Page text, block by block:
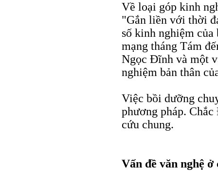
Về loại góp kinh
"Gắn liền với thời
số kinh nghiệm
mạng tháng Tám
Ngọc Đĩnh và một
nghiệm bản thân
Việc bồi dưỡng
phương pháp.
cứu chung.
Vấn đề văn nghệ